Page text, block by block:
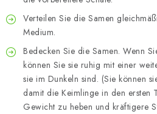
Verteilen Sie die Samen
Medium.
Bedecken Sie die Samen. Wenn
können Sie sie ruhig mit einer
sie im Dunkeln sind. (Sie können
damit die Keimlinge in den ersten
Gewicht zu heben und kräftigere